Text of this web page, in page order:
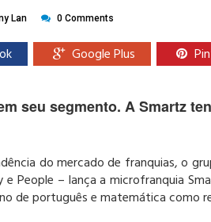
Lan 0 Comments
Google Plus
seu segmento. A Smartz
do mercado de franquias, o
e People – lança a microfranquia
de português e matemática como